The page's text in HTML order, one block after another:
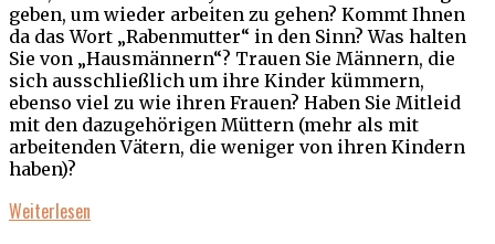
geben, um wieder arbeiten zu gehen? Kommt Ihnen
da das Wort „Rabenmutter“ in den Sinn? Was halten
Sie von „Hausmännern“? Trauen Sie Männern, die
sich ausschließlich um ihre Kinder kümmern,
ebenso viel zu wie ihren Frauen? Haben Sie Mitleid
mit den dazugehörigen Müttern (mehr als mit
arbeitenden Vätern, die weniger von ihren Kindern
haben)?
Weiterlesen